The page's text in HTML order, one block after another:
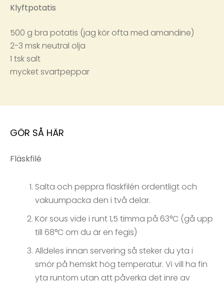
Klyftpotatis
500 g bra potatis (jag kör ofta med amandine)
2-3 msk neutral olja
1 tsk salt
mycket svartpeppar
GÖR SÅ HÄR
Fläskfilé
Salta och peppra fläskfilén ordentligt och
vakuumpacka den i två delar.
Kör sous vide i runt 1,5 timma på 63°C (gå upp
till 68°C om du är en fegis)
Alldeles innan servering så steker du yta i
smör på hemskt hög temperatur. Vi vill ha fin
yta runtom utan att påverka det inre av